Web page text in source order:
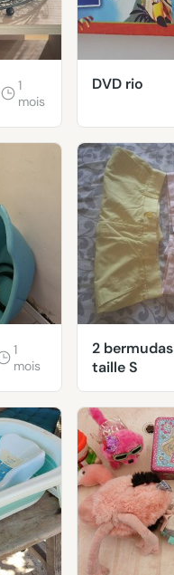
1
mois
DVD rio
1
mois
2 bermudas
taille S